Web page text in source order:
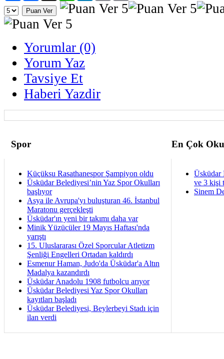
Yorumlar (0)
Yorum Yaz
Tavsiye Et
Haberi Yazdir
Spor En Çok
Küçüksu Rasathanespor Şampiyon oldu
Üsküdar Belediyesi’nin Yaz Spor Okulları
başlıyor
Asya ile Avrupa'yı buluşturan 46. İstanbul
Maratonu gerçekleşti
Üsküdar'ın yeni bir takımı daha var
Minik Yüzücüler 19 Mayıs Haftası'nda
yarıştı
15. Uluslararası Özel Sporcular Atletizm
Şenliği Engelleri Ortadan kaldırdı
Esmenur Haman, Judo'da Üsküdar'a Altın
Madalya kazandırdı
Üsküdar Anadolu 1908 futbolcu arıyor
Üsküdar Belediyesi Yaz Spor Okulları
kayıtları başladı
Üsküdar Belediyesi, Beylerbeyi Stadı için
ilan verdi
Üsküdar
ve 3 kişi
Sinem